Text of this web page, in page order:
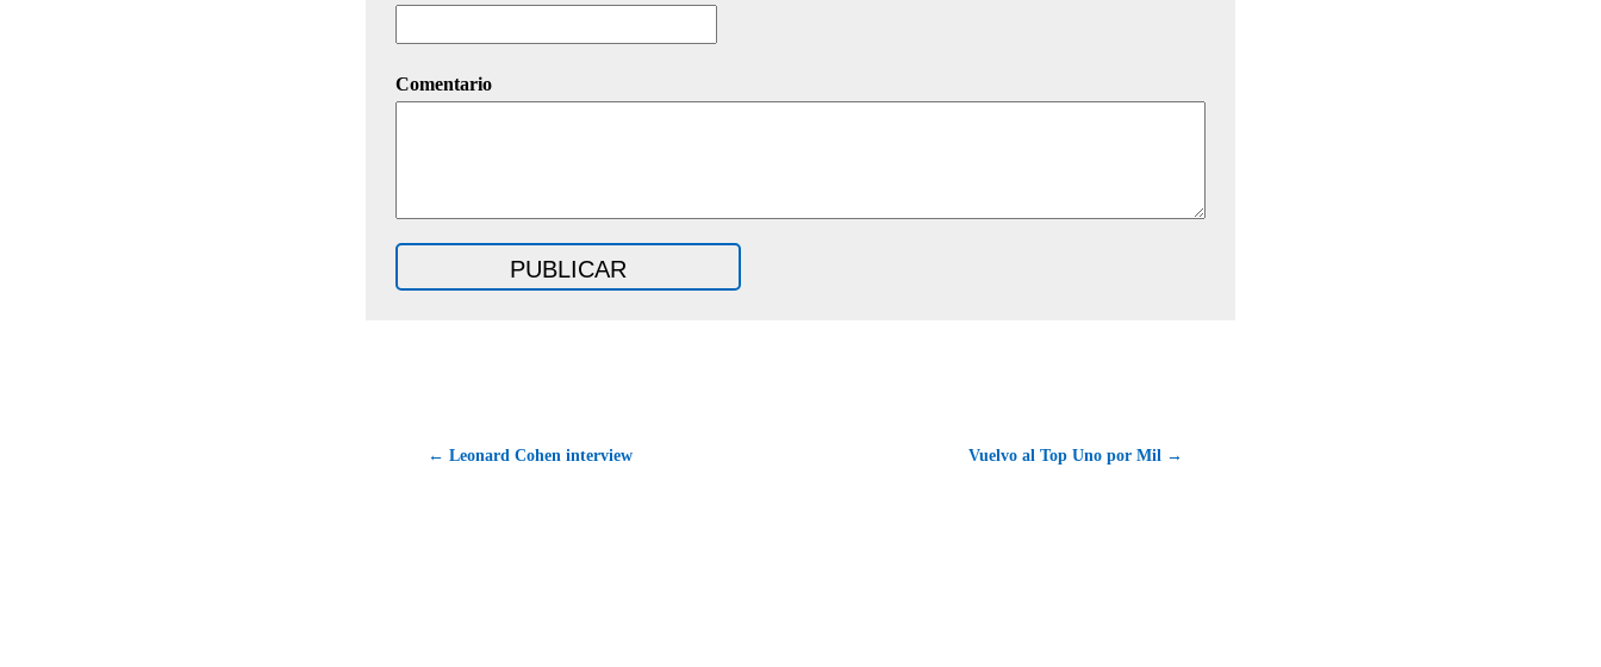
Comentario
← Leonard Cohen interview Vuelvo al Top Uno por Mil →